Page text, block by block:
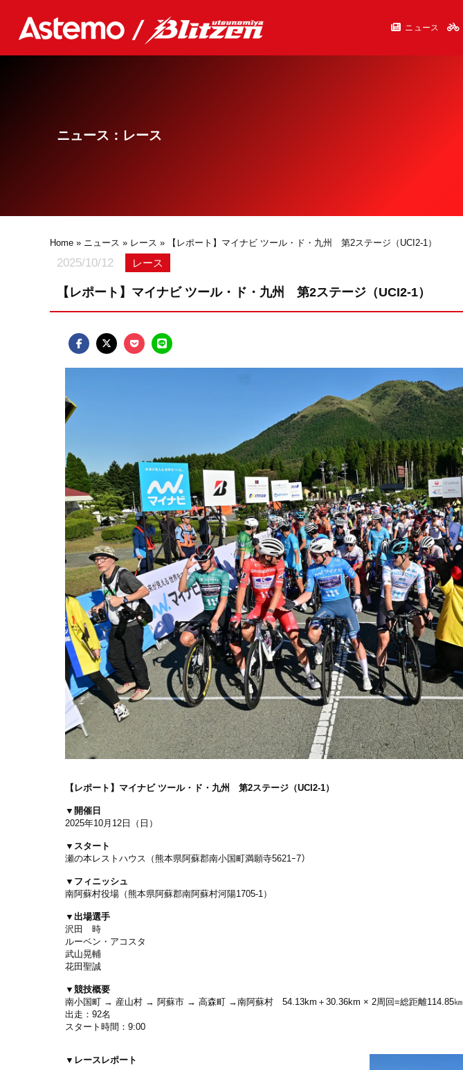
ニュース
ニュース：レース
Home » ニュース » レース » 【レポート】マイナビ ツール・ド・九州 第2ステージ（UCI2-1）
2025/10/12 レース
【レポート】マイナビ ツール・ド・九州 第2ステージ（UCI2-1）
【レポート】 マイナビ ツール・ド・九州 第2ステージ（UCI2-1）
▼開催日
2025年10月12日（日）
▼スタート
瀬の本レストハウス（熊本県阿蘇郡南小国町満願寺5621ｰ7）
▼フィニッシュ
南阿蘇村役場（熊本県阿蘇郡南阿蘇村河陽1705-1）
▼出場選手
沢田 時
ルーベン・アコスタ
武山晃輔
花田聖誠
▼競技概要
南小国町 → 産山村 → 阿蘇市 → 高森町 →南阿蘇村 54.13km＋30.36km × 2周回=総距離114.85㎞
出走：92名
スタート時間：9:00
▼レースレポート